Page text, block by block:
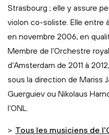
Strasbourg ; elle y assure
violon co-soliste. Elle entre
en novembre 2006, en
Membre de l’Orchestre
d’Amsterdam de 2011 à
sous la direction de Mariss
Guerguiev ou Nikolaus
l’ONL.
> Tous les musiciens de